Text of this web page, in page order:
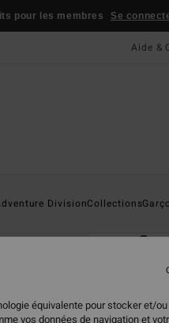
pour les membres Se
Aide &
DivisionCollections
équivalente pour stocker et/
vos données de navigation et